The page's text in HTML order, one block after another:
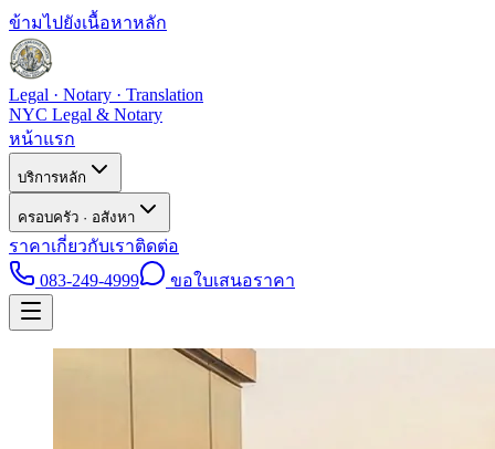
ข้ามไปยังเนื้อหาหลัก
Legal · Notary · Translation
NYC Legal & Notary
หน้าแรก
บริการหลัก
ครอบครัว · อสังหา
ราคาเกี่ยวกับเราติดต่อ
083-249-4999
ขอใบเสนอราคา